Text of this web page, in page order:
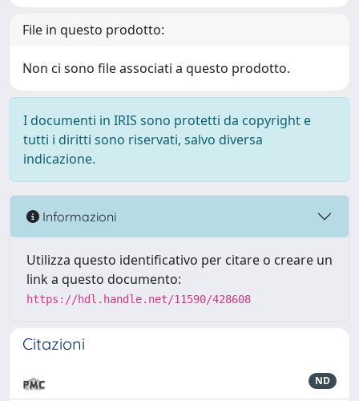
File in questo prodotto:
Non ci sono file associati a questo prodotto.
I documenti in IRIS sono protetti da copyright e
tutti i diritti sono riservati, salvo diversa
indicazione.
Informazioni
Utilizza questo identificativo per citare o creare un
link a questo documento:
https://hdl.handle.net/11590/428608
Citazioni
ND